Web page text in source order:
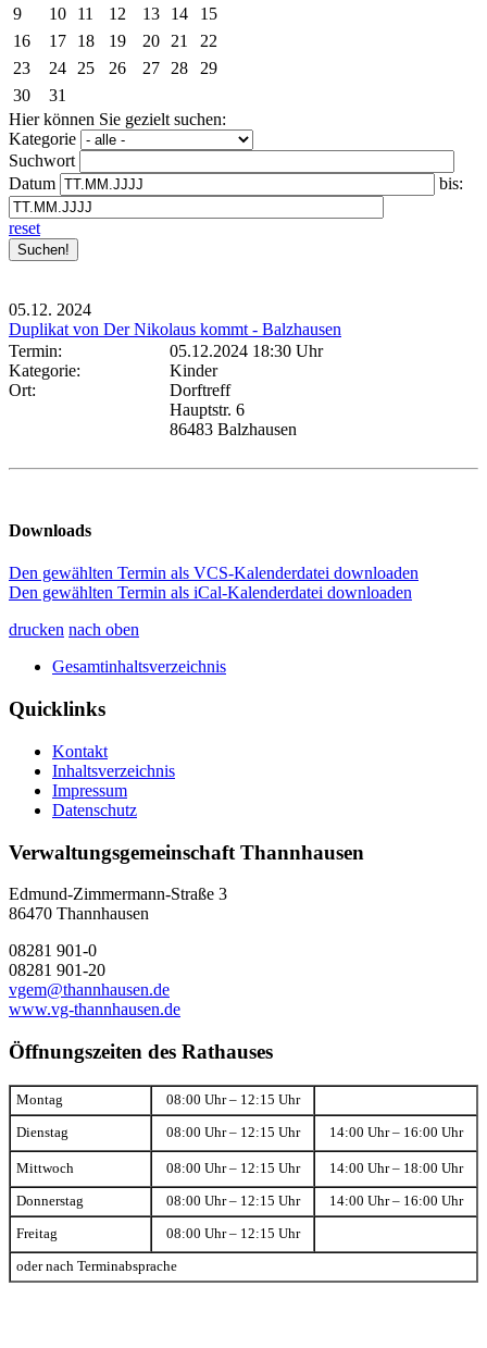
9
10 11 12 13 14
15
16
17 18 19 20 21
22
23
24 25 26 27 28
29
30
31
Hier können Sie gezielt suchen:
Kategorie
Suchwort
Datum
bis:
reset
05.12. 2024
Duplikat von Der Nikolaus kommt - Balzhausen
Termin:
05.12.2024 18:30 Uhr
Kategorie:
Kinder
Ort:
Dorftreff
Hauptstr. 6
86483 Balzhausen
Downloads
Den gewählten Termin als VCS-Kalenderdatei downloaden
Den gewählten Termin als iCal-Kalenderdatei downloaden
drucken nach oben
Gesamtinhaltsverzeichnis
Quicklinks
Kontakt
Inhaltsverzeichnis
Impressum
Datenschutz
Verwaltungsgemeinschaft Thannhausen
Edmund-Zimmermann-Straße 3
86470 Thannhausen
08281 901-0
08281 901-20
vgem@thannhausen.de
www.vg-thannhausen.de
Öffnungszeiten des Rathauses
Montag 08:00 Uhr – 12:15 Uhr
Dienstag 08:00 Uhr – 12:15 Uhr 14:00 Uhr – 16:00 Uhr
Mittwoch 08:00 Uhr – 12:15 Uhr 14:00 Uhr – 18:00 Uhr
Donnerstag 08:00 Uhr – 12:15 Uhr 14:00 Uhr – 16:00 Uhr
Freitag 08:00 Uhr – 12:15 Uhr
oder nach Terminabsprache